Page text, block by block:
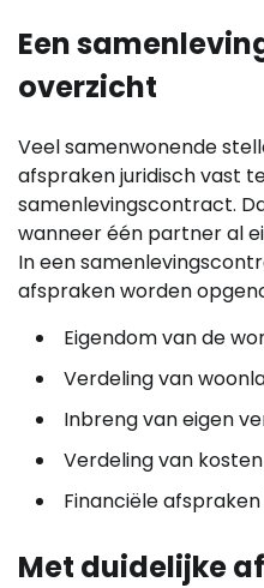
Een
overzicht
Veel samenwonende
afspraken juridisch vast
samenlevingscontract.
wanneer één partner al
In een
afspraken worden
Eigendom van de
Verdeling van
Inbreng van eigen
Verdeling van
Financiële
Met duidelijke